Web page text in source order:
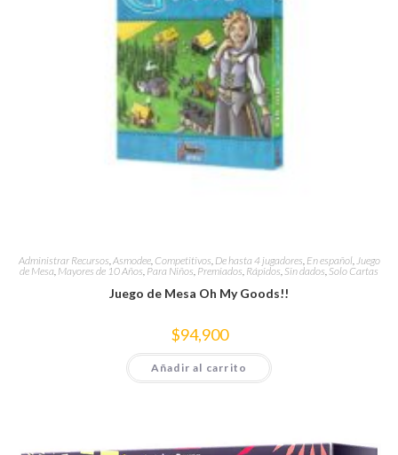
Administrar Recursos Asmodee, Competitivos De hasta 4 jugadores En español, Juego
de Mesa Mayores de 10 Años Para Niños Premiados Rápidos Sin dados Solo Cartas
Juego de Mesa Oh My Goods!!
$94,900
Añadir al carrito